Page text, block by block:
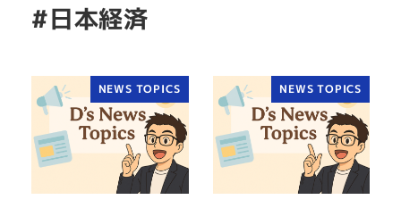
#日本経済
NEWS TOPICS NEWS TOPICS